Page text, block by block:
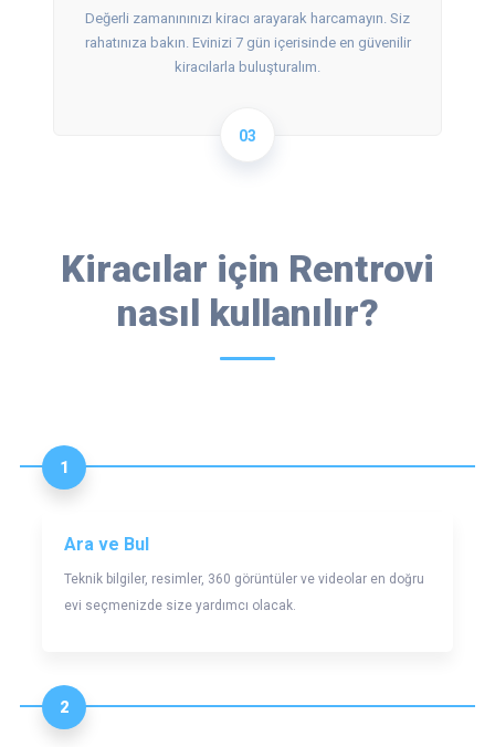
03
Değerli zamanınınızı kiracı arayarak harcamayın. Siz
rahatınıza bakın. Evinizi 7 gün içerisinde en güvenilir
kiracılarla buluşturalım.
Kiracılar için Rentrovi
nasıl kullanılır?
1
Ara ve Bul
Teknik bilgiler, resimler, 360 görüntüler ve videolar en doğru
evi seçmenizde size yardımcı olacak.
2